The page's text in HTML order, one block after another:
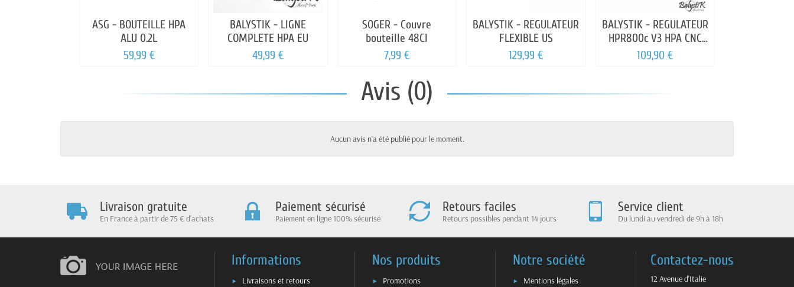
ASG - BOUTEILLE HPA
ALU 0.2L
59,99 €
BALYSTIK - LIGNE
COMPLETE HPA EU
49,99 €
SOGER - Couvre
bouteille 48Cl
7,99 €
BALYSTIK - REGULATEUR
FLEXIBLE US
129,99 €
BALYSTIK - REGULATEUR
HPR800c V3 HPA CNC
AVEC FLEXIBLE QD
109,90 €
Avis (0)
Aucun avis n'a été publié pour le moment.
Livraison gratuite
En France à partir de 75 € d'achats
Paiement sécurisé
Paiement en ligne 100% sécurisé
Retours faciles
Retours possibles pendant 14 jours
Service client
Du lundi au vendredi de 9h à 18h
Informations
Livraisons et retours
Nos produits
Promotions
Notre société
Mentions légales
Contactez-nous
12 Avenue d'Italie